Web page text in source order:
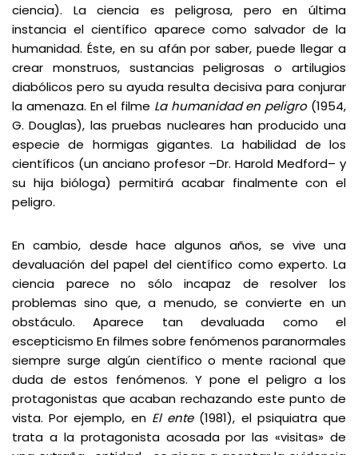
ciencia). La ciencia es peligrosa, pero en última
instancia el científico aparece como salvador de la
humanidad. Éste, en su afán por saber, puede llegar a
crear monstruos, sustancias peligrosas o artilugios
diabólicos pero su ayuda resulta decisiva para conjurar
la amenaza. En el filme La humanidad en peligro(1954,
G. Douglas), las pruebas nucleares han producido una
especie de hormigas gigantes. La habilidad de los
científicos (un anciano profesor –Dr. Harold Medford– y
su hija bióloga) permitirá acabar finalmente con el
peligro.
En cambio, desde hace algunos años, se vive una
devaluación del papel del científico como experto. La
ciencia parece no sólo incapaz de resolver los
problemas sino que, a menudo, se convierte en un
obstáculo. Aparece tan devaluada como el
escepticismo En filmes sobre fenómenos paranormales
siempre surge algún científico o mente racional que
duda de estos fenómenos. Y pone el peligro a los
protagonistas que acaban rechazando este punto de
vista. Por ejemplo, en El ente(1981), el psiquiatra que
trata a la protagonista acosada por las «visitas» de